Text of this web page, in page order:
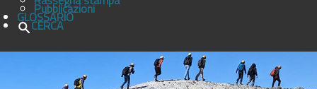
Pubblicazioni
GLOSSARIO
CERCA